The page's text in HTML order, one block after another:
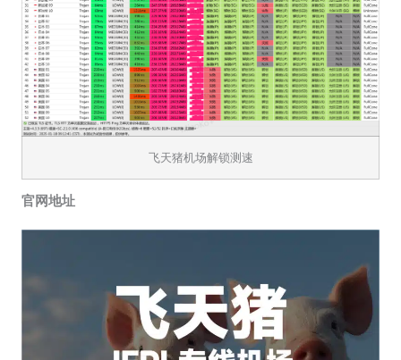
飞天猪机场解锁测速
官网地址